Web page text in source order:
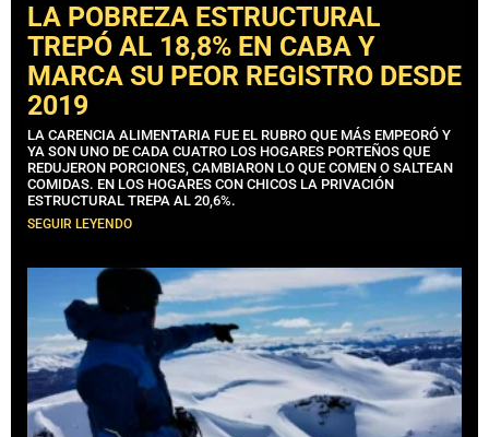
LA POBREZA ESTRUCTURAL
TREPÓ AL 18,8% EN CABA Y
MARCA SU PEOR REGISTRO DESDE
2019
LA CARENCIA ALIMENTARIA FUE EL RUBRO QUE MÁS EMPEORÓ Y
YA SON UNO DE CADA CUATRO LOS HOGARES PORTEÑOS QUE
REDUJERON PORCIONES, CAMBIARON LO QUE COMEN O SALTEAN
COMIDAS. EN LOS HOGARES CON CHICOS LA PRIVACIÓN
ESTRUCTURAL TREPA AL 20,6%.
SEGUIR LEYENDO